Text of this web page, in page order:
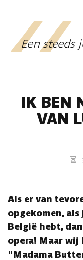
Een steeds
IK BEN
VAN
Als er van
opgekomen,
België hebt,
opera! Maar wij
"Madama